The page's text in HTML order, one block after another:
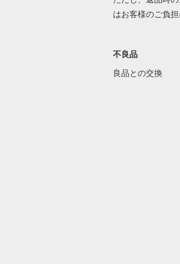
はお客様のご負担
不良品
良品との交換